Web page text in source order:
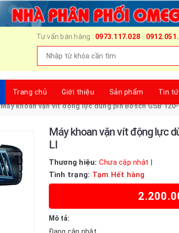
Tư vấn bán hàng : 0973.117.028 -
Trang chủ Giới thiệu Sản phẩm Tin
Máy khoan vặn vít động lực dùng pin Bosch GSB
Máy khoan vặn vít động lực
LI
Thương hiệu: Chưa cập nhật |
Tình trạng: Tạm Hết hàng
Mô tả:
Đang cập nhật